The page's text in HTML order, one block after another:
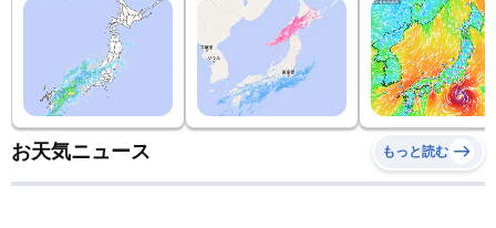
お天気ニュース もっと読む